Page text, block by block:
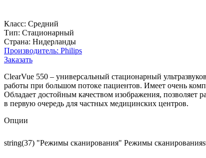
Класс: Средний
Тип: Стационарный
Страна: Нидерланды
Производитель: Philips
Заказать
ClearVue 550 – универсальный стационарный
работы при большом потоке пациентов. Имеет очень
Обладает достойным качеством изображения,
в первую очередь для частных медицинских центров.
Опции
string(37) "Режимы сканирования" Режимы сканирования